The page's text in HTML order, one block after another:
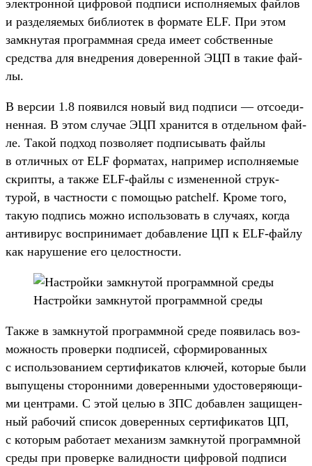
элек­трон­ной циф­ровой под­писи исполня­емых фай­лов
и раз­деля­емых биб­лиотек в фор­мате ELF. При этом
зам­кну­тая прог­рам­мная сре­да име­ет собс­твен­ные
средс­тва для внед­рения доверен­ной ЭЦП в такие фай­
лы.
В вер­сии 1.8 появил­ся новый вид под­писи — отсо­еди­
нен­ная. В этом слу­чае ЭЦП хра­нит­ся в отдель­ном фай­
ле. Такой под­ход поз­воля­ет под­писывать фай­лы
в отличных от ELF фор­матах, нап­ример исполня­емые
скрип­ты, а так­же ELF-фай­лы с изме­нен­ной струк­
турой, в час­тнос­ти с помощью patchelf. Кро­ме того,
такую под­пись мож­но исполь­зовать в слу­чаях, ког­да
анти­вирус вос­при­нима­ет добав­ление ЦП к ELF-фай­лу
как наруше­ние его целос­тнос­ти.
Нас­трой­ки зам­кну­той прог­рам­мной сре­ды
Так­же в зам­кну­той прог­рам­мной сре­де появи­лась воз­
можность про­вер­ки под­писей, сфор­мирован­ных
с исполь­зовани­ем сер­тифика­тов клю­чей, которые были
выпуще­ны сто­рон­ними доверен­ными удос­товеря­ющи­
ми цен­тра­ми. С этой целью в ЗПС добав­лен защищен­
ный рабочий спи­сок доверен­ных сер­тифика­тов ЦП,
с которым работа­ет механизм зам­кну­той прог­рам­мной
сре­ды при про­вер­ке валид­ности циф­ровой под­писи